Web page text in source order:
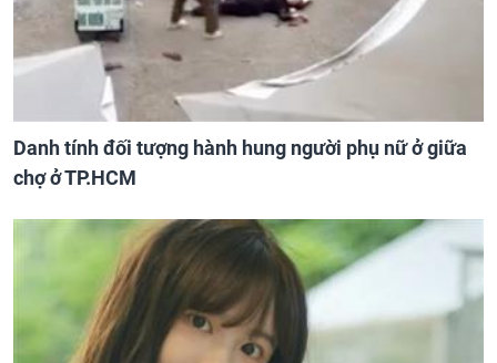
Danh tính đối tượng hành hung người phụ nữ ở giữa
chợ ở TP.HCM